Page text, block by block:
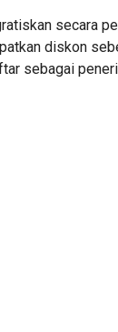
secara
diskon
sebagai